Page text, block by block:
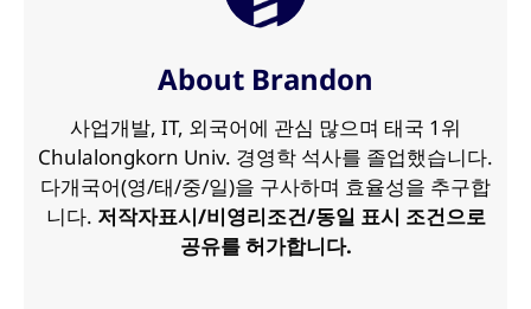
About Brandon
사업개발, IT, 외국어에 관심 많으며 태국 1위
Chulalongkorn Univ. 경영학 석사를 졸업했습니다.
다개국어(영/태/중/일)을 구사하며 효율성을 추구합
니다. 저작자표시/비영리조건/동일 표시 조건으로
공유를 허가합니다.